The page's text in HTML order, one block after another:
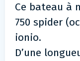
Ce bateau à
750 spider
ionio.
D’une